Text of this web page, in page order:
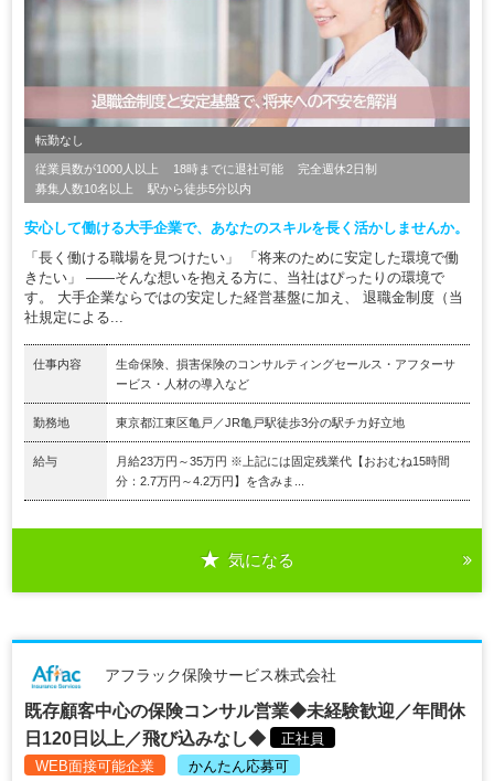
転勤なし
従業員数が1000人以上 18時までに退社可能
完全週休2日制
募集人数10名以上
駅から徒歩5分以内
安心して働ける大手企業で、あなたのスキルを長く活かしませんか。
「長く働ける職場を見つけたい」 「将来のために安定した環境で働
きたい」 ——そんな想いを抱える方に、当社はぴったりの環境で
す。 大手企業ならではの安定した経営基盤に加え、 退職金制度（当
社規定による...
仕事内容
生命保険、損害保険のコンサルティングセールス・アフターサ
ービス・人材の導入など
勤務地 東京都江東区亀戸／JR亀戸駅徒歩3分の駅チカ好立地
給与
月給23万円～35万円 ※上記には固定残業代【おおむね15時間
分：2.7万円～4.2万円】を含みま...
気になる
アフラック保険サービス株式会社
既存顧客中心の保険コンサル営業◆未経験歓迎／年間休
日120日以上／飛び込みなし◆
正社員
WEB面接可能企業
かんたん応募可